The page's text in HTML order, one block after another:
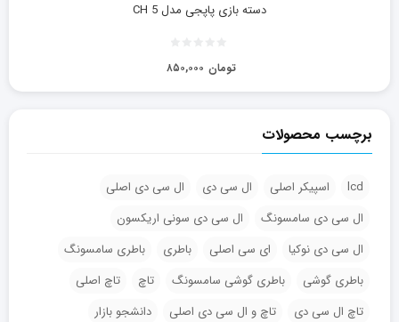
دسته بازی پاپجی مدل CH 5
۸۵۰,۰۰۰ تومان
برچسب محصولات
lcd اسپیکر اصلی ال سی دی
ال سی دی اصلی
ال سی دی سامسونگ
ال سی دی سونی اریکسون
ال سی دی نوکیا
ای سی اصلی باطری
باطری سامسونگ
باطری گوشی
باطری گوشی سامسونگ تاچ
تاچ اصلی
تاچ ال سی دی
تاچ و ال سی دی اصلی
دانشجو بازار